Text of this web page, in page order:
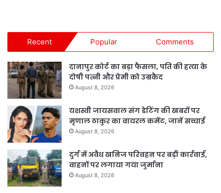
Recent Popular Comments
दानापुर कोर्ट का बड़ा फैसला, पति की हत्या के
दोषी पत्नी और प्रेमी को उम्रकैद
August 8, 2026
यशस्वी जायसवाल संग डेटिंग की खबरों पर
मृणाल ठाकुर का वायरल कमेंट, जानें सच्चाई
August 8, 2026
दुर्ग में अवैध खनिज परिवहन पर बड़ी कार्रवाई,
वाहनों पर लगाया गया जुर्माना
August 8, 2026